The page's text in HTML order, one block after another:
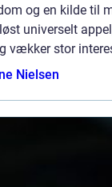
og en kilde til
universelt
vækker stor
Nielsen